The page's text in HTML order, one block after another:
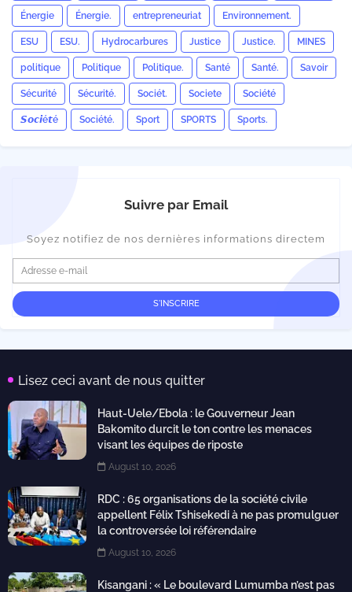
Énergie Énergie. entrepreneuriat Environnement.
ESU ESU. Hydrocarbures Justice Justice. MINES
politique Politique Politique. Santé Santé. Savoir
Sécurité Sécurité. Sociét. Societe Société
𝙎𝙤𝙘𝙞é𝙩é Société. Sport SPORTS Sports.
Suivre par Email
Soyez notifiez de nos dernières informations directem
Lisez ceci avant de nous quitter
Haut-Uele/Ebola : le Gouverneur Jean
Bakomito durcit le ton contre les menaces
visant les équipes de riposte
August 10, 2026
RDC : 65 organisations de la société civile
appellent Félix Tshisekedi à ne pas promulguer
la controversée loi référendaire
August 10, 2026
Kisangani : « Le boulevard Lumumba n’est pas